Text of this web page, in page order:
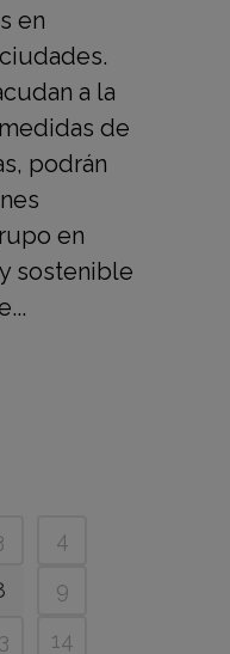
en
a la
de
podrán
en
sostenible
4
9
14